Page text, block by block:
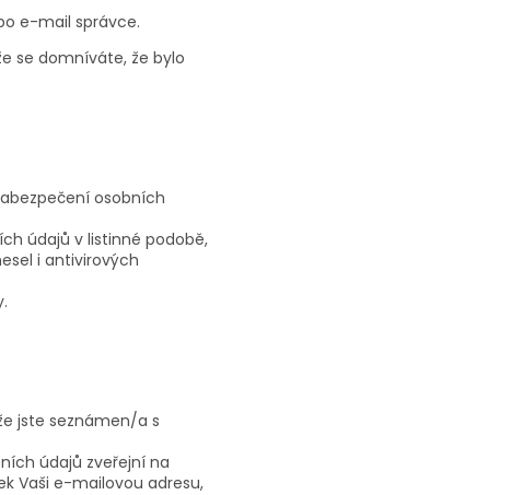
e-mail správce.
se domníváte, že bylo
osobních
údajů v listinné podobě,
i antivirových
jste seznámen/a s
údajů zveřejní na
Vaši e-mailovou adresu,